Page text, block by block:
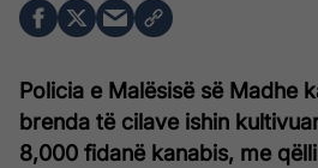
Policia e Malësisë së Madhe
brenda të cilave ishin
8,000 fidanë kanabis, me